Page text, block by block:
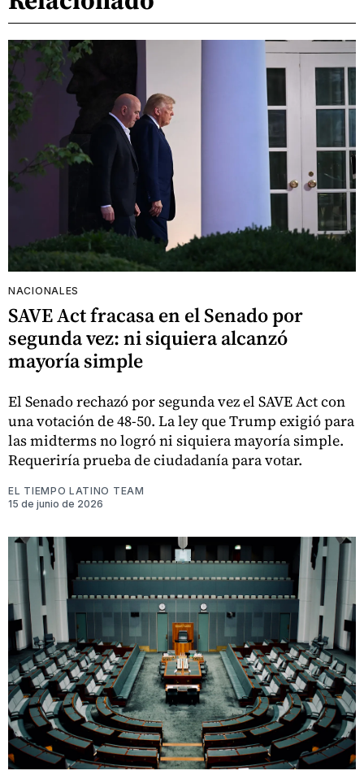
NACIONALES
SAVE Act fracasa en el Senado por
segunda vez: ni siquiera alcanzó
mayoría simple
El Senado rechazó por segunda vez el SAVE Act con
una votación de 48-50. La ley que Trump exigió para
las midterms no logró ni siquiera mayoría simple.
Requeriría prueba de ciudadanía para votar.
EL TIEMPO LATINO TEAM
15 de junio de 2026